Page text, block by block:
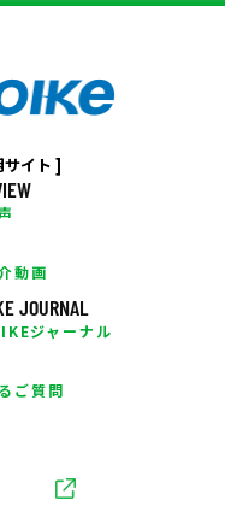
サイト ]
動画
JOURNAL
ジャーナル
ご質問